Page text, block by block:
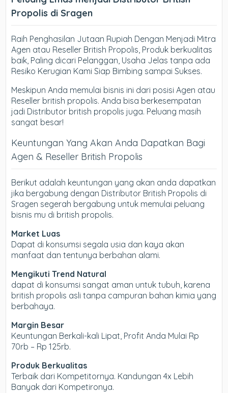
Propolis di Sragen
Raih Penghasilan Jutaan Rupiah Dengan Menjadi Mitra
Agen atau Reseller British Propolis, Produk berkualitas
baik, Paling dicari Pelanggan, Usaha Jelas tanpa ada
Resiko Kerugian Kami Siap Bimbing sampai Sukses.
Meskipun Anda memulai bisnis ini dari posisi Agen atau
Reseller british propolis. Anda bisa berkesempatan
jadi Distributor british propolis juga. Peluang masih
sangat besar!
Keuntungan Yang Akan Anda Dapatkan Bagi
Agen & Reseller British Propolis
Berikut adalah keuntungan yang akan anda dapatkan
jika bergabung dengan Distributor British Propolis di
Sragen segerah bergabung untuk memulai peluang
bisnis mu di british propolis.
Market Luas
Dapat di konsumsi segala usia dan kaya akan
manfaat dan tentunya berbahan alami.
Mengikuti Trend Natural
dapat di konsumsi sangat aman untuk tubuh, karena
british propolis asli tanpa campuran bahan kimia yang
berbahaya.
Margin Besar
Keuntungan Berkali-kali Lipat, Profit Anda Mulai Rp
70rb – Rp 125rb.
Produk Berkualitas
Terbaik dari Kompetitornya. Kandungan 4x Lebih
Banyak dari Kompetironya.